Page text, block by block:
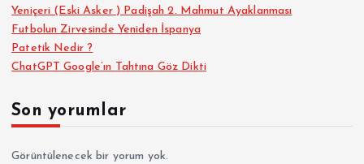
Yeniçeri (Eski Asker ) Padişah 2. Mahmut Ayaklanması
Futbolun Zirvesinde Yeniden İspanya
Patetik Nedir ?
ChatGPT Google’ın Tahtına Göz Dikti
Son yorumlar
Görüntülenecek bir yorum yok.